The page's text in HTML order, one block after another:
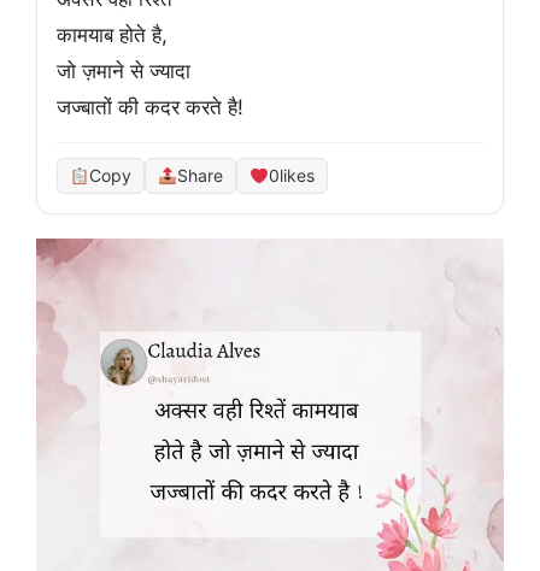
कामयाब होते है,
जो ज़माने से ज्यादा
जज्बातों की कदर करते है!
Copy Share 0likes